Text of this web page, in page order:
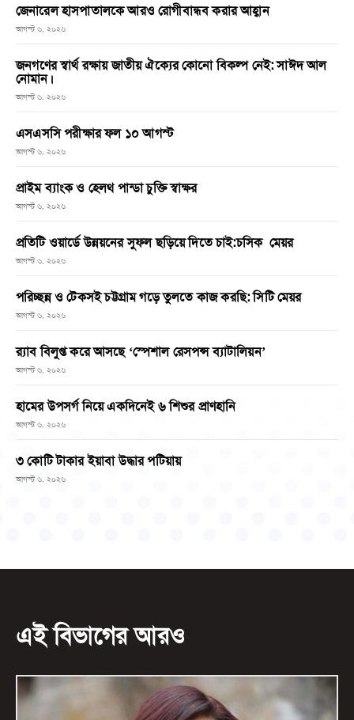
জেনারেল হাসপাতালকে আরও রোগীবান্ধব করার আহ্বান
আগস্ট ৬, ২০২৬
জনগণের স্বার্থ রক্ষায় জাতীয় ঐক্যের কোনো বিকল্প নেই: সাঈদ আল
নোমান।
আগস্ট ৬, ২০২৬
এসএসসি পরীক্ষার ফল ১০ আগস্ট
আগস্ট ৬, ২০২৬
প্রাইম ব্যাংক ও হেলথ পান্ডা চুক্তি স্বাক্ষর
আগস্ট ৬, ২০২৬
প্রতিটি ওয়ার্ডে উন্নয়নের সুফল ছড়িয়ে দিতে চাই:চসিক মেয়র
আগস্ট ৬, ২০২৬
পরিচ্ছন্ন ও টেকসই চট্টগ্রাম গড়ে তুলতে কাজ করছি: সিটি মেয়র
আগস্ট ৬, ২০২৬
র‌্যাব বিলুপ্ত করে আসছে ‘স্পেশাল রেসপন্স ব্যাটালিয়ন’
আগস্ট ৬, ২০২৬
হামের উপসর্গ নিয়ে একদিনেই ৬ শিশুর প্রাণহানি
আগস্ট ৬, ২০২৬
৩ কোটি টাকার ইয়াবা উদ্ধার পটিয়ায়
আগস্ট ৬, ২০২৬
এই বিভাগের আরও